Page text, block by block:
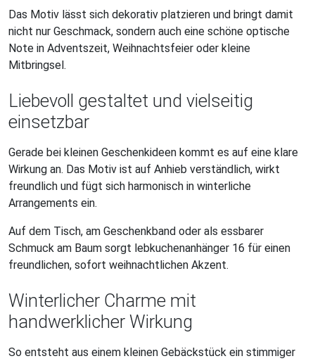
Das Motiv lässt sich dekorativ platzieren und bringt damit
nicht nur Geschmack, sondern auch eine schöne optische
Note in Adventszeit, Weihnachtsfeier oder kleine
Mitbringsel.
Liebevoll gestaltet und vielseitig
einsetzbar
Gerade bei kleinen Geschenkideen kommt es auf eine klare
Wirkung an. Das Motiv ist auf Anhieb verständlich, wirkt
freundlich und fügt sich harmonisch in winterliche
Arrangements ein.
Auf dem Tisch, am Geschenkband oder als essbarer
Schmuck am Baum sorgt lebkuchenanhänger 16 für einen
freundlichen, sofort weihnachtlichen Akzent.
Winterlicher Charme mit
handwerklicher Wirkung
So entsteht aus einem kleinen Gebäckstück ein stimmiger